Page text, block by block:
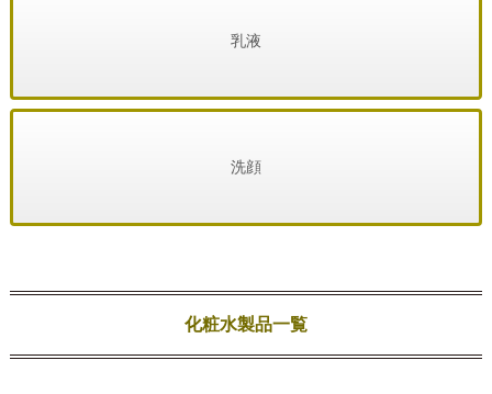
乳液
洗顔
化粧水製品一覧